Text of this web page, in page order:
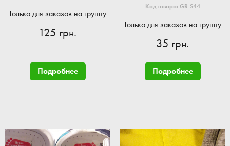
Только для заказов на группу
125 грн.
Подробнее
Код товара: GR-S44
Только для заказов на группу
35 грн.
Подробнее